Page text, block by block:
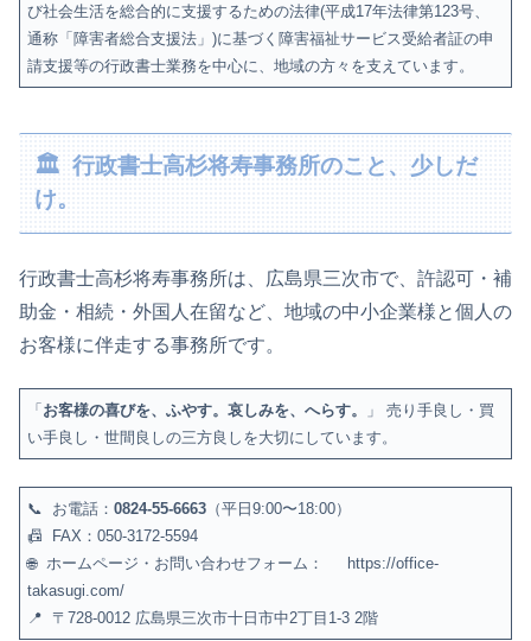
び社会生活を総合的に支援するための法律(平成17年法律第123号、
通称「障害者総合支援法」)に基づく障害福祉サービス受給者証の申
請支援等の行政書士業務を中心に、地域の方々を支えています。
🏛️ 行政書士高杉将寿事務所のこと、少しだ
け。
行政書士高杉将寿事務所は、広島県三次市で、許認可・補
助金・相続・外国人在留など、地域の中小企業様と個人の
お客様に伴走する事務所です。
「 お客様の喜びを、ふやす。哀しみを、へらす。
」 売り手良し・買
い手良し・世間良しの三方良しを大切にしています。
📞 お電話：0824-55-6663 （平日9:00〜18:00）
📠 FAX：050-3172-5594
🌐 ホームページ・お問い合わせフォーム： https://office-
takasugi.com/
📍 〒728-0012 広島県三次市十日市中2丁目1-3 2階